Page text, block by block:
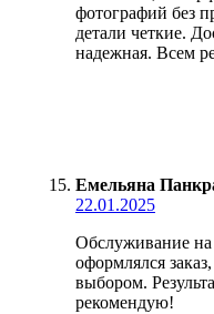
фотографий без
детали четкие.
надежная. Всем
Емельяна
22.01.2025
Обслуживание
оформлялся
выбором.
рекомендую!